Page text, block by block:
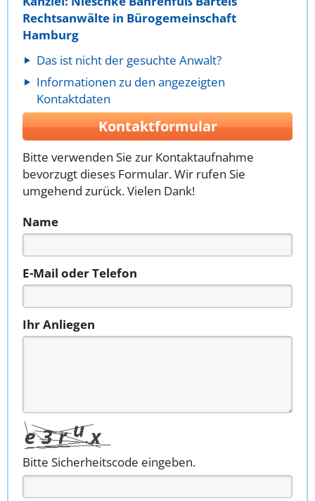
Rechtsanwälte in Bürogemeinschaft
Hamburg
Das ist nicht der gesuchte Anwalt?
Informationen zu den angezeigten
Kontaktdaten
Kontaktformular
Bitte verwenden Sie zur Kontaktaufnahme
bevorzugt dieses Formular. Wir rufen Sie
umgehend zurück. Vielen Dank!
Name
E-Mail oder Telefon
Ihr Anliegen
Bitte Sicherheitscode eingeben.